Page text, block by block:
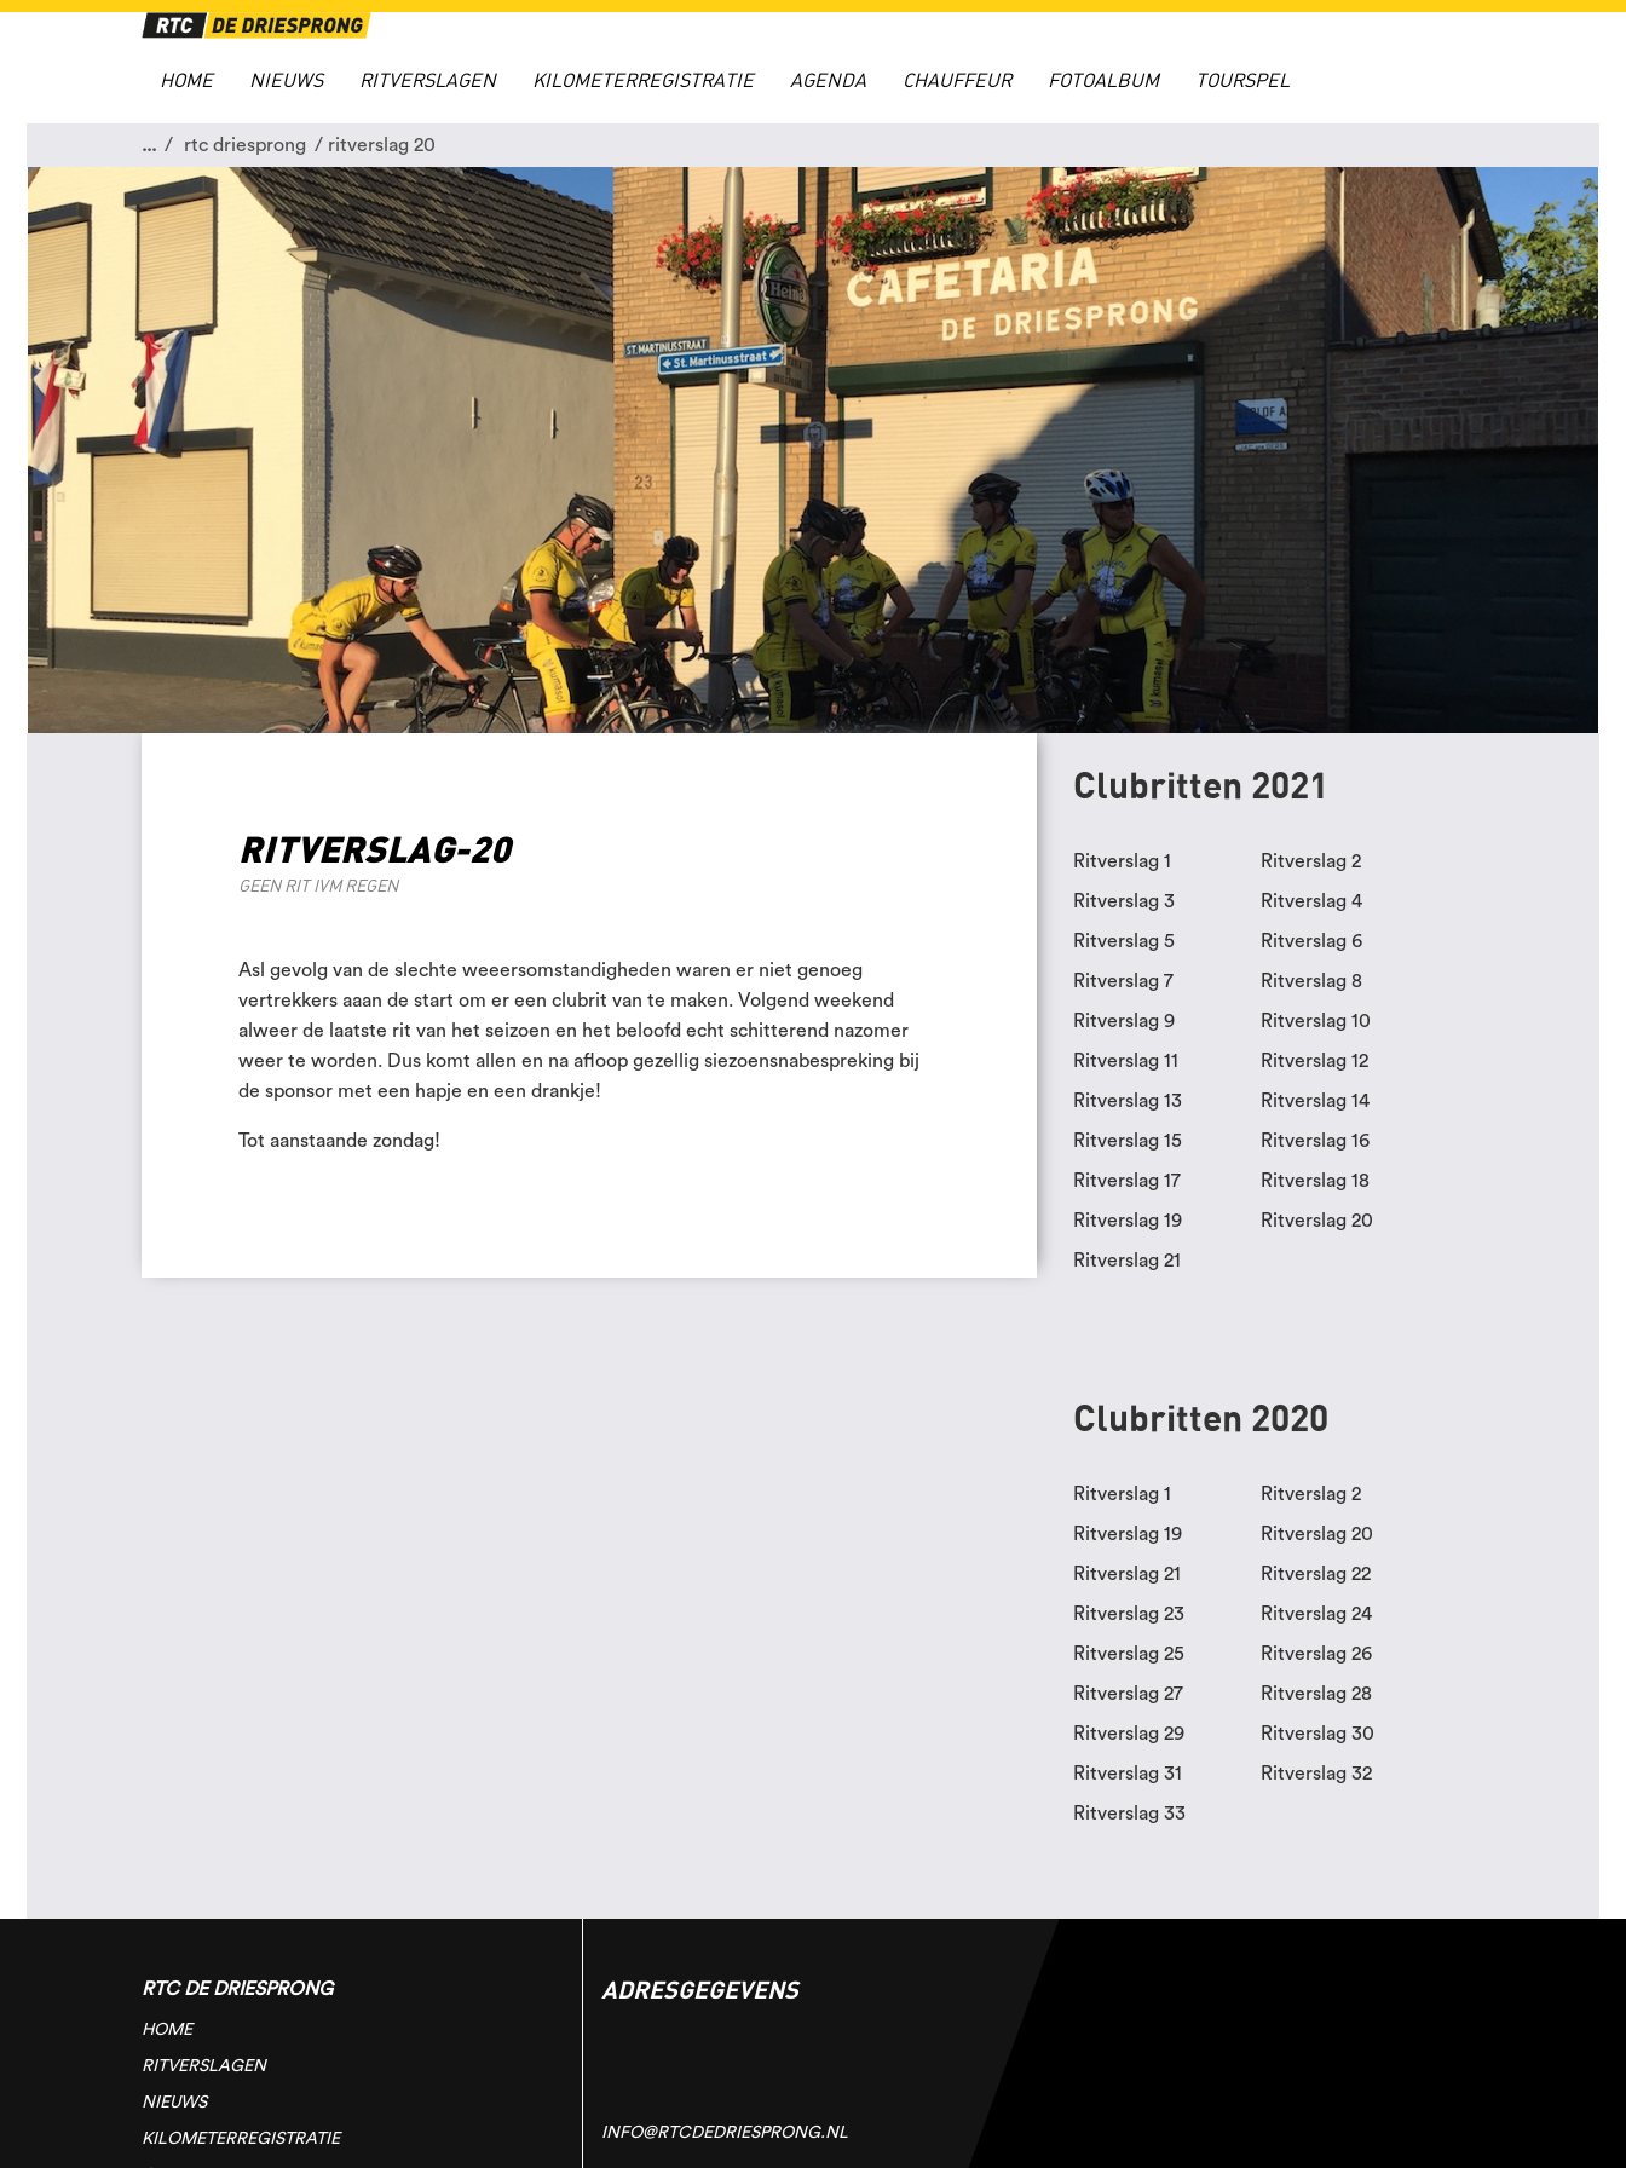
HOME NIEUWS RITVERSLAGEN KILOMETERREGISTRATIE AGENDA CHAUFFEUR FOTOALBUM TOURSPEL
... rtc driesprong ritverslag 20
RITVERSLAG-20
GEEN RIT IVM REGEN
Asl gevolg van de slechte weeersomstandigheden waren er niet genoeg
vertrekkers aaan de start om er een clubrit van te maken. Volgend weekend
alweer de laatste rit van het seizoen en het beloofd echt schitterend nazomer
weer te worden. Dus komt allen en na afloop gezellig siezoensnabespreking bij
de sponsor met een hapje en een drankje!
Tot aanstaande zondag!
Clubritten 2021
Ritverslag 1 Ritverslag 2
Ritverslag 3 Ritverslag 4
Ritverslag 5 Ritverslag 6
Ritverslag 7 Ritverslag 8
Ritverslag 9 Ritverslag 10
Ritverslag 11 Ritverslag 12
Ritverslag 13 Ritverslag 14
Ritverslag 15 Ritverslag 16
Ritverslag 17 Ritverslag 18
Ritverslag 19 Ritverslag 20
Ritverslag 21
Clubritten 2020
Ritverslag 1 Ritverslag 2
Ritverslag 19 Ritverslag 20
Ritverslag 21 Ritverslag 22
Ritverslag 23 Ritverslag 24
Ritverslag 25 Ritverslag 26
Ritverslag 27 Ritverslag 28
Ritverslag 29 Ritverslag 30
Ritverslag 31 Ritverslag 32
Ritverslag 33
RTC DE DRIESPRONG
HOME
RITVERSLAGEN
NIEUWS
KILOMETERREGISTRATIE
ADRESGEGEVENS
INFO@RTCDEDRIESPRONG.NL